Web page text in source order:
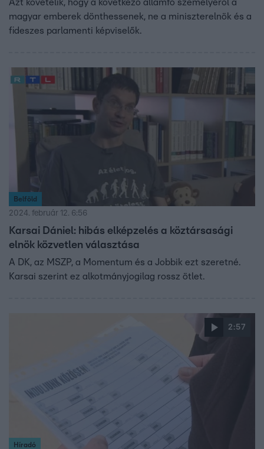
Azt követelik, hogy a következő államfő személyéről a
magyar emberek dönthessenek, ne a miniszterelnök és a
fideszes parlamenti képviselők.
Belföld
2024. február 12. 6:56
Karsai Dániel: hibás elképzelés a köztársasági
elnök közvetlen választása
A DK, az MSZP, a Momentum és a Jobbik ezt szeretné.
Karsai szerint ez alkotmányjogilag rossz ötlet.
2:57
Híradó